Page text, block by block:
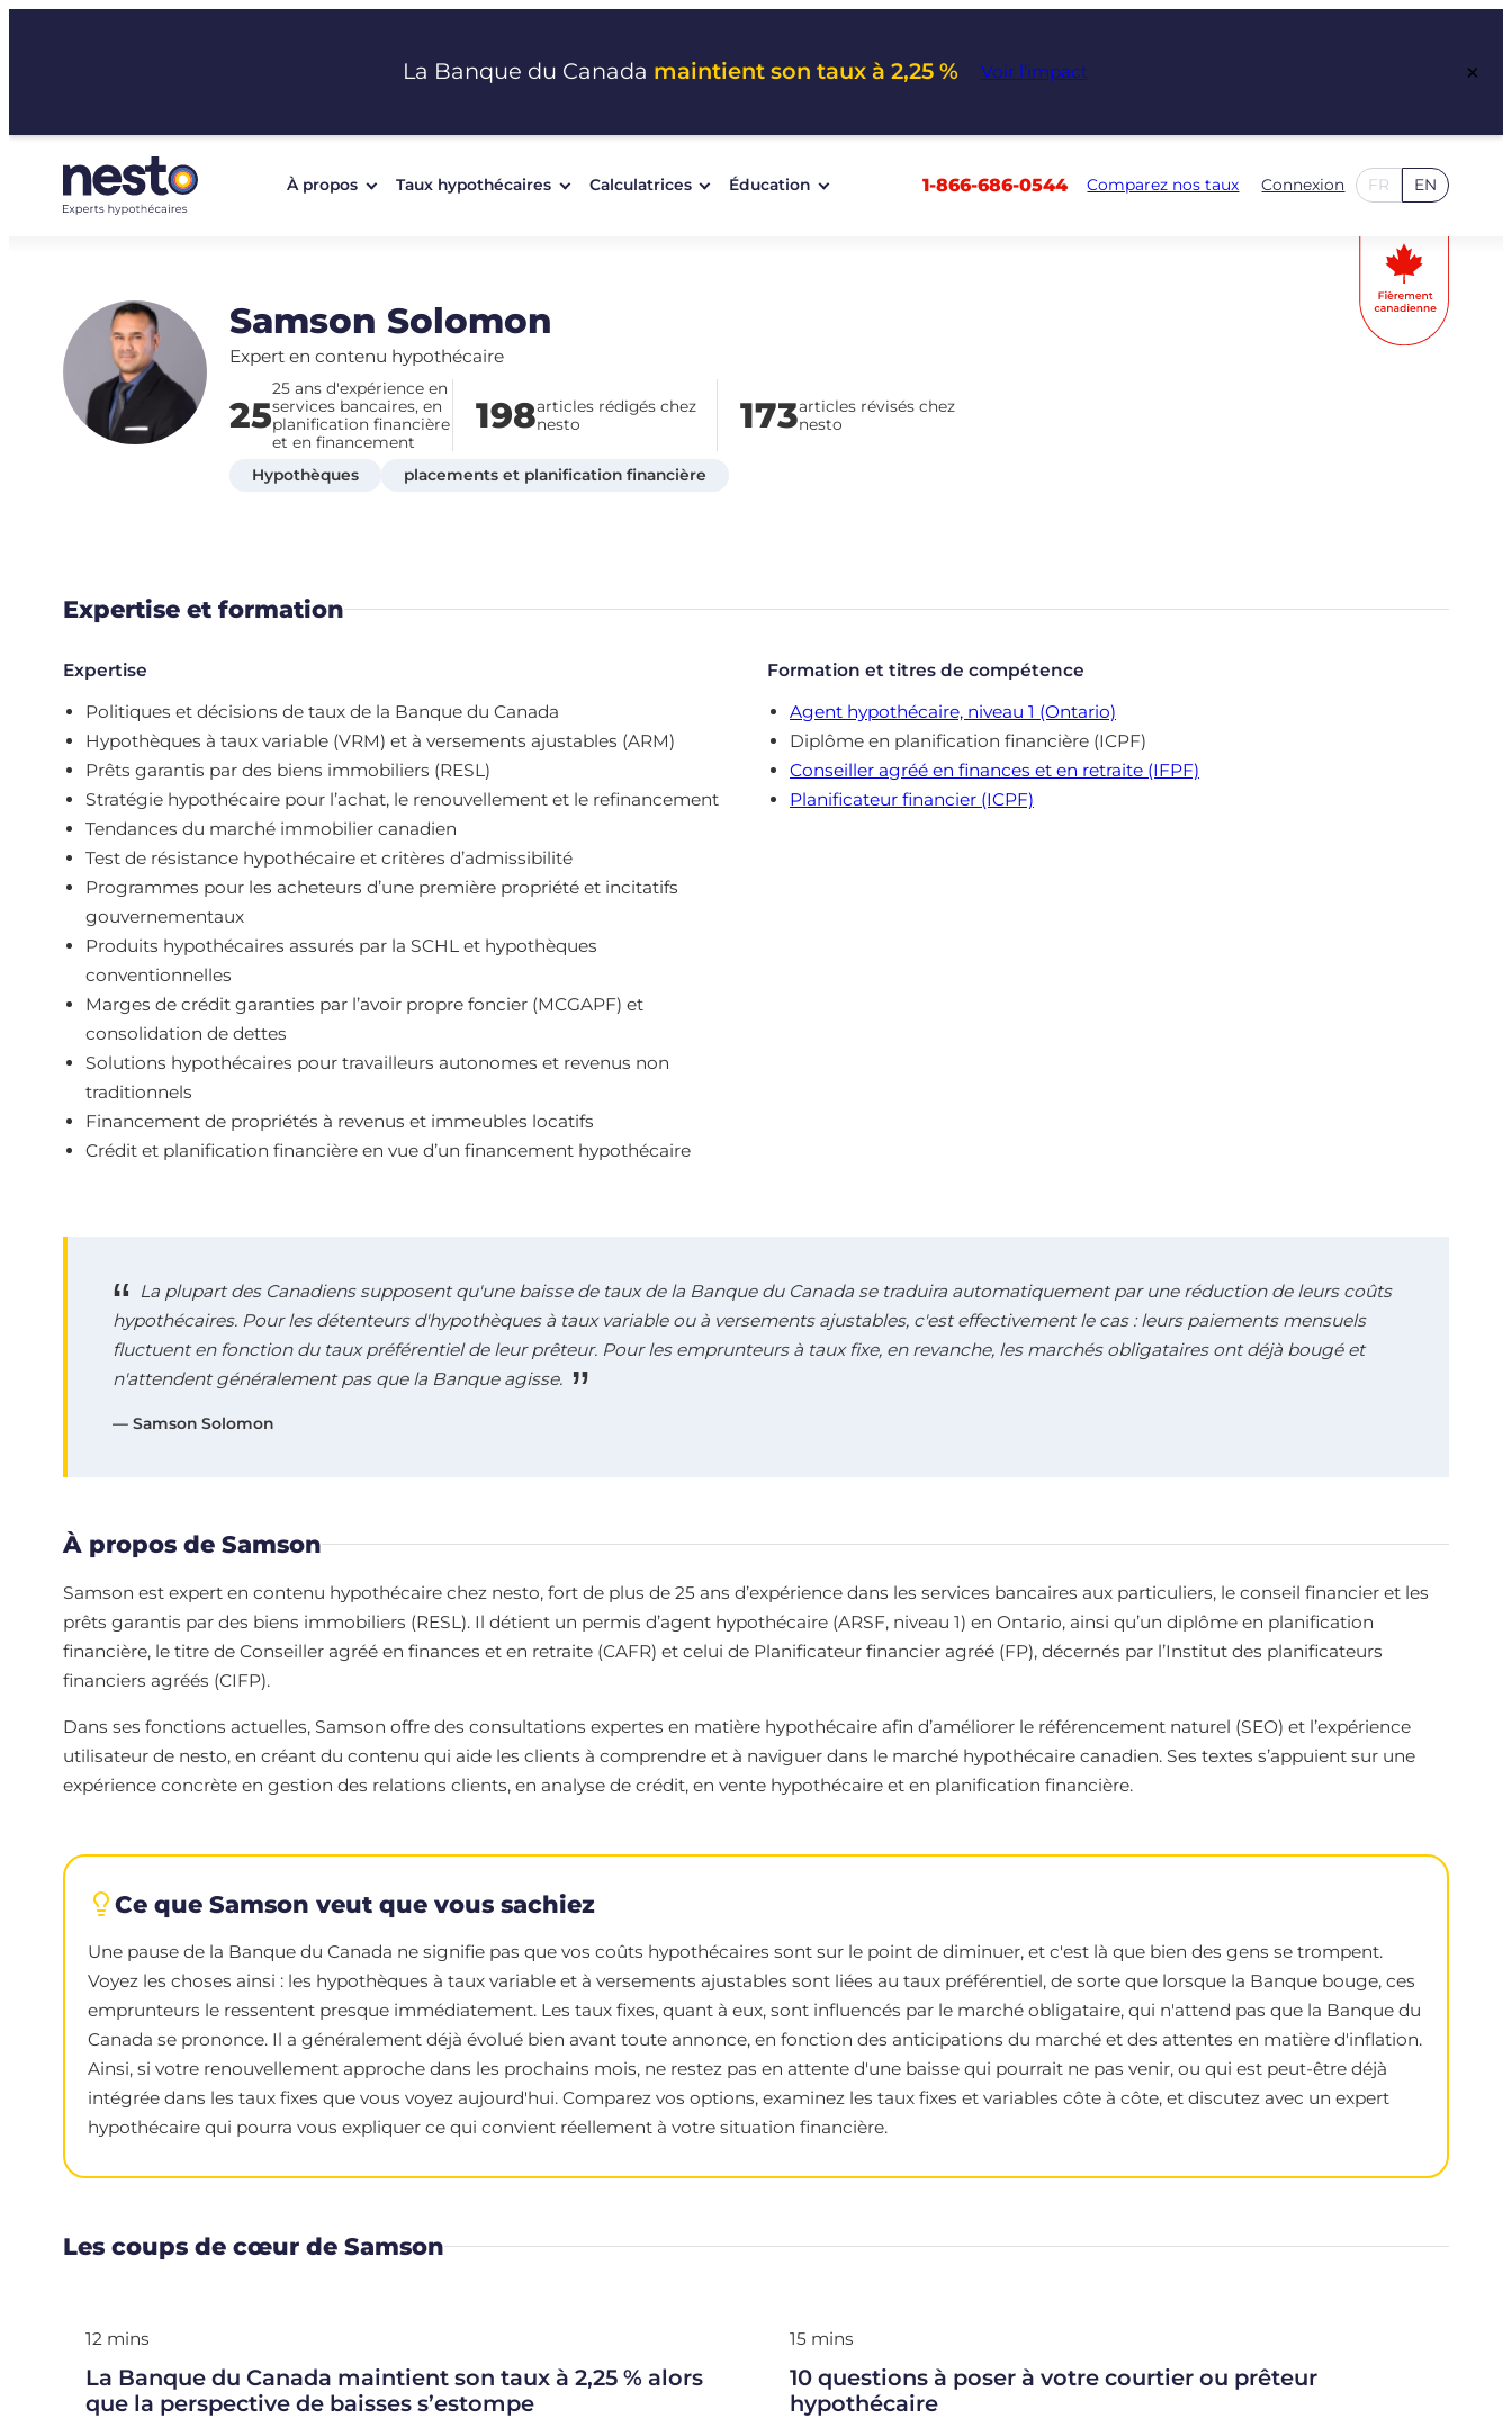
La Banque du Canada maintient son taux à 2,25 % Voir l’impact ×
À propos Taux hypothécaires Calculatrices Éducation 1-866-686-0544 Comparez nos taux Connexion FR EN
Samson Solomon
Expert en contenu hypothécaire
25
25 ans d'expérience en
services bancaires, en
planification financière
et en financement
198articles rédigés chez
nesto
173articles révisés chez
nesto
Hypothèques placements et planification financière
Expertise et formation
Expertise
Politiques et décisions de taux de la Banque du Canada
Hypothèques à taux variable (VRM) et à versements ajustables (ARM)
Prêts garantis par des biens immobiliers (RESL)
Stratégie hypothécaire pour l’achat, le renouvellement et le refinancement
Tendances du marché immobilier canadien
Test de résistance hypothécaire et critères d’admissibilité
Programmes pour les acheteurs d’une première propriété et incitatifs
gouvernementaux
Produits hypothécaires assurés par la SCHL et hypothèques
conventionnelles
Marges de crédit garanties par l’avoir propre foncier (MCGAPF) et
consolidation de dettes
Solutions hypothécaires pour travailleurs autonomes et revenus non
traditionnels
Financement de propriétés à revenus et immeubles locatifs
Crédit et planification financière en vue d’un financement hypothécaire
Formation et titres de compétence
Agent hypothécaire, niveau 1 (Ontario)
Diplôme en planification financière (ICPF)
Conseiller agréé en finances et en retraite (IFPF)
Planificateur financier (ICPF)
La plupart des Canadiens supposent qu'une baisse de taux de la Banque du Canada se traduira automatiquement par une réduction de leurs coûts
hypothécaires. Pour les détenteurs d'hypothèques à taux variable ou à versements ajustables, c'est effectivement le cas : leurs paiements mensuels
fluctuent en fonction du taux préférentiel de leur prêteur. Pour les emprunteurs à taux fixe, en revanche, les marchés obligataires ont déjà bougé et
n'attendent généralement pas que la Banque agisse.
— Samson Solomon
À propos de Samson
Samson est expert en contenu hypothécaire chez nesto, fort de plus de 25 ans d’expérience dans les services bancaires aux particuliers, le conseil financier et les
prêts garantis par des biens immobiliers (RESL). Il détient un permis d’agent hypothécaire (ARSF, niveau 1) en Ontario, ainsi qu’un diplôme en planification
financière, le titre de Conseiller agréé en finances et en retraite (CAFR) et celui de Planificateur financier agréé (FP), décernés par l’Institut des planificateurs
financiers agréés (CIFP).
Dans ses fonctions actuelles, Samson offre des consultations expertes en matière hypothécaire afin d’améliorer le référencement naturel (SEO) et l’expérience
utilisateur de nesto, en créant du contenu qui aide les clients à comprendre et à naviguer dans le marché hypothécaire canadien. Ses textes s’appuient sur une
expérience concrète en gestion des relations clients, en analyse de crédit, en vente hypothécaire et en planification financière.
Ce que Samson veut que vous sachiez
Une pause de la Banque du Canada ne signifie pas que vos coûts hypothécaires sont sur le point de diminuer, et c'est là que bien des gens se trompent.
Voyez les choses ainsi : les hypothèques à taux variable et à versements ajustables sont liées au taux préférentiel, de sorte que lorsque la Banque bouge, ces
emprunteurs le ressentent presque immédiatement. Les taux fixes, quant à eux, sont influencés par le marché obligataire, qui n'attend pas que la Banque du
Canada se prononce. Il a généralement déjà évolué bien avant toute annonce, en fonction des anticipations du marché et des attentes en matière d'inflation.
Ainsi, si votre renouvellement approche dans les prochains mois, ne restez pas en attente d'une baisse qui pourrait ne pas venir, ou qui est peut-être déjà
intégrée dans les taux fixes que vous voyez aujourd'hui. Comparez vos options, examinez les taux fixes et variables côte à côte, et discutez avec un expert
hypothécaire qui pourra vous expliquer ce qui convient réellement à votre situation financière.
Les coups de cœur de Samson
12 mins
La Banque du Canada maintient son taux à 2,25 % alors
que la perspective de baisses s’estompe
15 mins
10 questions à poser à votre courtier ou prêteur
hypothécaire